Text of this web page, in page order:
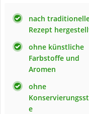
nach
Rezept
ohne künstliche
Farbstoffe und
Aromen
ohne
e